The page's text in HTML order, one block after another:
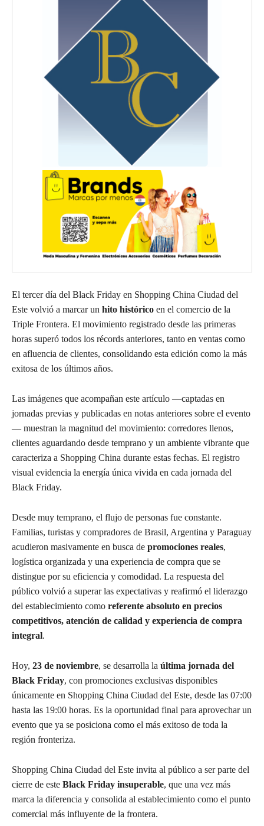
El tercer día del Black Friday en Shopping China Ciudad del
Este volvió a marcar un hito histórico en el comercio de la
Triple Frontera. El movimiento registrado desde las primeras
horas superó todos los récords anteriores, tanto en ventas como
en afluencia de clientes, consolidando esta edición como la más
exitosa de los últimos años.
Las imágenes que acompañan este artículo —captadas en
jornadas previas y publicadas en notas anteriores sobre el evento
— muestran la magnitud del movimiento: corredores llenos,
clientes aguardando desde temprano y un ambiente vibrante que
caracteriza a Shopping China durante estas fechas. El registro
visual evidencia la energía única vivida en cada jornada del
Black Friday.
Desde muy temprano, el flujo de personas fue constante.
Familias, turistas y compradores de Brasil, Argentina y Paraguay
acudieron masivamente en busca de promociones reales,
logística organizada y una experiencia de compra que se
distingue por su eficiencia y comodidad. La respuesta del
público volvió a superar las expectativas y reafirmó el liderazgo
del establecimiento como referente absoluto en precios
competitivos, atención de calidad y experiencia de compra
integral.
Hoy, 23 de noviembre, se desarrolla la última jornada del
Black Friday, con promociones exclusivas disponibles
únicamente en Shopping China Ciudad del Este, desde las 07:00
hasta las 19:00 horas. Es la oportunidad final para aprovechar un
evento que ya se posiciona como el más exitoso de toda la
región fronteriza.
Shopping China Ciudad del Este invita al público a ser parte del
cierre de este Black Friday insuperable, que una vez más
marca la diferencia y consolida al establecimiento como el punto
comercial más influyente de la frontera.